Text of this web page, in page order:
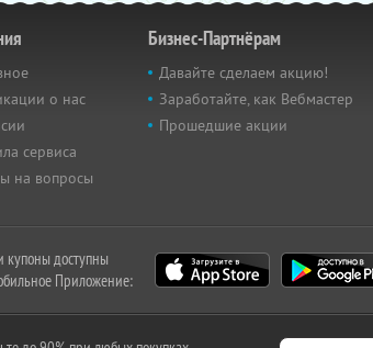
о нас
сервиса
на вопросы
Бизнес-Партнёрам
Давайте сделаем акцию!
Заработайте, как Вебмастер
Прошедшие акции
купоны доступны
Приложение: